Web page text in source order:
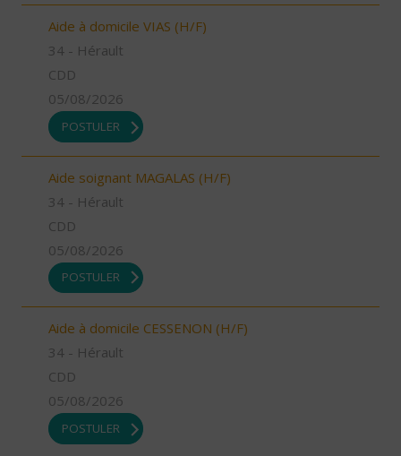
Aide à domicile VIAS (H/F)
34 - Hérault
CDD
05/08/2026
POSTULER
Aide soignant MAGALAS (H/F)
34 - Hérault
CDD
05/08/2026
POSTULER
Aide à domicile CESSENON (H/F)
34 - Hérault
CDD
05/08/2026
POSTULER